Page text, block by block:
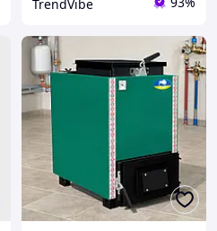
TrendVibe